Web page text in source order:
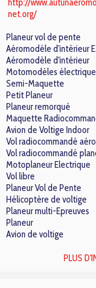
http://
net.org/
Planeur vol de pente
Aéromodèle d'intérieur
Aéromodèle d'intérieur
Motomodèles
Semi-Maquette
Petit Planeur
Planeur remorqué
Maquette
Avion de Voltige Indoor
Vol radiocommandé
Vol radiocommandé
Motoplaneur Electrique
Vol libre
Planeur Vol de Pente
Hélicoptère de voltige
Planeur multi-Epreuves
Planeur
Avion de voltige
PLUS